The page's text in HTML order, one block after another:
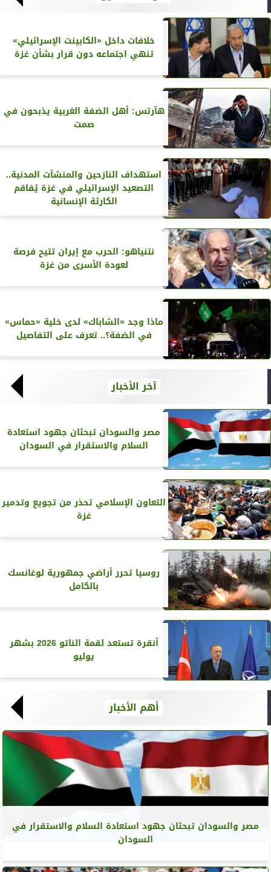
خلافات داخل «الكابينت الإسرائيلي»
تنهي اجتماعه دون قرار بشأن غزة
هآرتس: أهل الضفة الغربية يذبحون في
صمت
استهداف النازحين والمنشآت المدنية..
التصعيد الإسرائيلي في غزة يُفاقم
الكارثة الإنسانية
نتنياهو: الحرب مع إيران تتيح فرصة
لعودة الأسرى من غزة
ماذا وجد «الشاباك» لدى خلية «حماس»
في الضفة؟.. تعرف على التفاصيل
آخر الأخبار
مصر والسودان تبحثان جهود استعادة
السلام والاستقرار في السودان
التعاون الإسلامي تحذر من تجويع وتدمير
غزة
روسيا تحرر أراضي جمهورية لوغانسك
بالكامل
أنقرة تستعد لقمة الناتو 2026 بشهر
يوليو
أهم الأخبار
مصر والسودان تبحثان جهود استعادة السلام والاستقرار في
السودان